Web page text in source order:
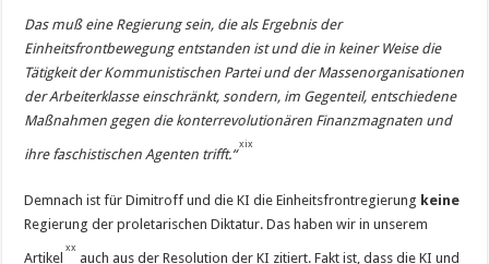
Das muß eine Regierung sein, die als Ergebnis der
Einheitsfrontbewegung entstanden ist und die in keiner Weise die
Tätigkeit der Kommunistischen Partei und der Massenorganisationen
der Arbeiterklasse einschränkt, sondern, im Gegenteil, entschiedene
Maßnahmen gegen die konterrevolutionären Finanzmagnaten und
ihre faschistischen Agenten trifft.“
xix
Demnach ist für Dimitroff und die KI die Einheitsfrontregierung keine
Regierung der proletarischen Diktatur. Das haben wir in unserem
Artikel
xx
auch aus der Resolution der KI zitiert. Fakt ist, dass die KI und